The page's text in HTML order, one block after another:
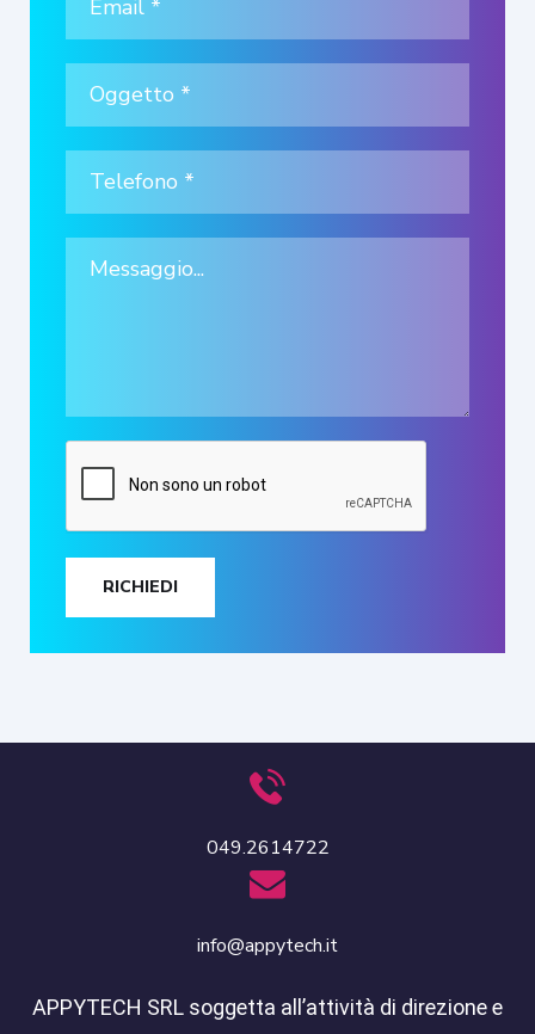
RICHIEDI
049.2614722
info@appytech.it
APPYTECH SRL soggetta all’attività di direzione e